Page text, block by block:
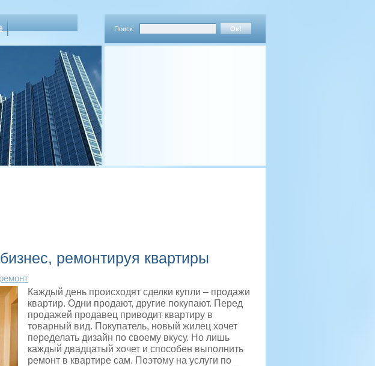
Поиск:
ремонтируя квартиры
Каждый день происходят сделки купли – продажи
квартир. Одни продают, другие покупают. Перед
продажей продавец приводит квартиру в
товарный вид. Покупатель, новый жилец хочет
переделать дизайн по своему вкусу. Но лишь
каждый двадцатый хочет и способен выполнить
ремонт в квартире сам. Поэтому на услуги по